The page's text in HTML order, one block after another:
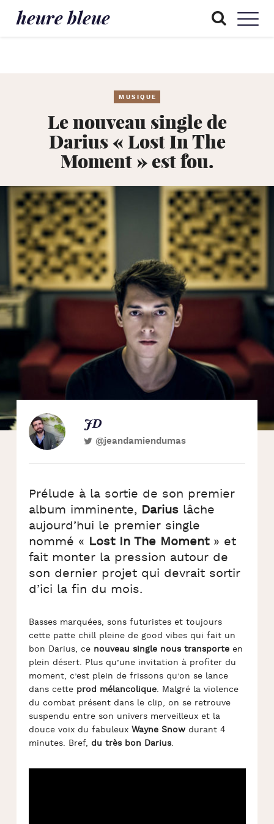
heure bleue
MUSIQUE
Le nouveau single de
Darius « Lost In The
Moment » est fou.
JD
@jeandamiendumas
Prélude à la sortie de son premier
album imminente, Dariuslâche
aujourd’hui le premier single
nommé « Lost In The Moment» et
fait monter la pression autour de
son dernier projet qui devrait sortir
d’ici la fin du mois.
Basses marquées, sons futuristes et toujours
cette patte chill pleine de good vibes qui fait un
bon Darius, ce nouveau single nous transporteen
plein désert. Plus qu’une invitation à profiter du
moment, c’est plein de frissons qu’on se lance
dans cette prod mélancolique. Malgré la violence
du combat présent dans le clip, on se retrouve
suspendu entre son univers merveilleux et la
douce voix du fabuleux Wayne Snowdurant 4
minutes. Bref, du très bon Darius.